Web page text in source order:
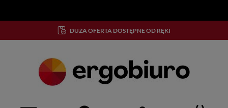
DUŻA OFERTA DOSTĘPNE OD RĘKI